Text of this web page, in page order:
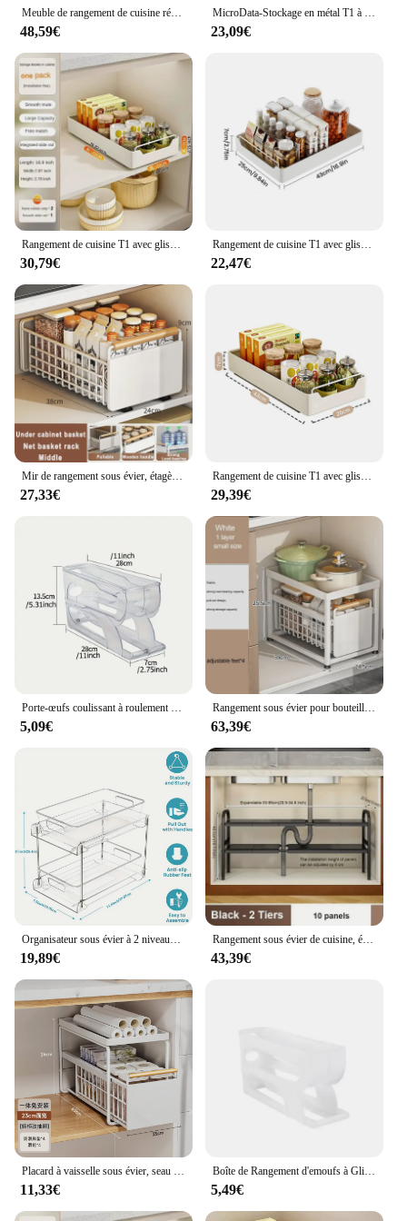
Meuble de rangement de cuisine réglable à 2 niveaux, outil de rangement sous évier T1, bocal à épices coulissant T1
48,59€
MicroData-Stockage en métal T1 à 2 niveaux sous évier, avec MELD market
23,09€
Rangement de cuisine T1 avec glissière R64.rib-out, type MELType, boîte à épices, armoires, 1 pièce
30,79€
Rangement de cuisine T1 avec glissière R64.rid-out, MELType Escalier de rangement Boîte à épices, Armoires T1
22,47€
27,33€
Rangement de cuisine T1 avec glissière R64.rid-out Cuisine MELType Escalier de rangement Boîte à épices, Armoires T1
29,39€
5,09€
Rangement sous évier pour bouteilles d'épices, étagère marketT1, armoires de nettoyage, organisation de la cuisine à domicile
63,39€
19,89€
Rangement sous évier de cuisine, étagère rétractable, organisateur polyvalent, armoire T1, nouveau
43,39€
11,33€
Boîte de Rangement d'emoufs à Glissière pour Cuisine, Quatre Couches, existent, MELStyle T1, Porte Latérale du Réfrigérateur T1
5,49€